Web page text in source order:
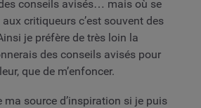
conseils avisés… mais où se
critiqueurs c’est souvent des
je préfère de très loin la
des conseils avisés pour
que de m’enfoncer.
ma source d’inspiration si je puis